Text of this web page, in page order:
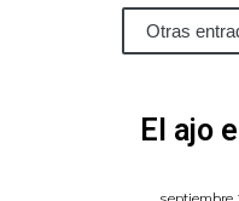
Otras
El ajo